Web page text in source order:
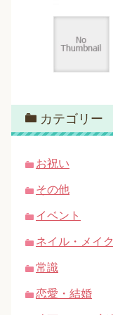
カテゴリー
お祝い
その他
イベント
ネイル・メイク
常識
恋愛・結婚